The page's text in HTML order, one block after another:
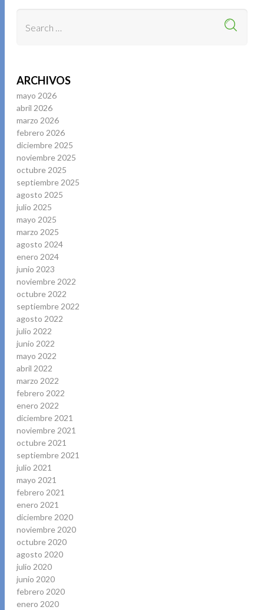
ARCHIVOS
mayo 2026
abril 2026
marzo 2026
febrero 2026
diciembre 2025
noviembre 2025
octubre 2025
septiembre 2025
agosto 2025
julio 2025
mayo 2025
marzo 2025
agosto 2024
enero 2024
junio 2023
noviembre 2022
octubre 2022
septiembre 2022
agosto 2022
julio 2022
junio 2022
mayo 2022
abril 2022
marzo 2022
febrero 2022
enero 2022
diciembre 2021
noviembre 2021
octubre 2021
septiembre 2021
julio 2021
mayo 2021
febrero 2021
enero 2021
diciembre 2020
noviembre 2020
octubre 2020
agosto 2020
julio 2020
junio 2020
febrero 2020
enero 2020